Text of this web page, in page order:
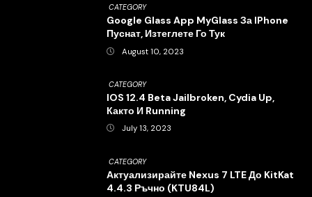
CATEGORY
Google Glass App MyGlass За IPhone
Пуснат, Изтеглете Го Тук
August 10, 2023
CATEGORY
IOS 12.4 Beta Jailbroken, Cydia Up,
Както И Running
July 13, 2023
CATEGORY
Актуализирайте Nexus 7 LTE До KitKat
4.4.3 Ръчно (KTU84L)